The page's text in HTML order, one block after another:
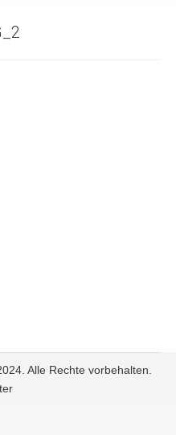
Alle Rechte vorbehalten.